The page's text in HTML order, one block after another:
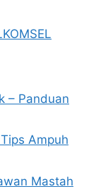
– Panduan
Ampuh
Mastah